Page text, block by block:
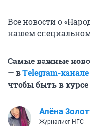
Все новости о
нашем
Самые важные
— вТelegram-канале
чтобы быть в
Алёна
Журналист НГС